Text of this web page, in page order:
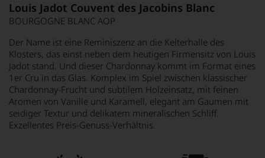
Louis Jadot Couvent des Jacobins Blanc
BOURGOGNE BLANC AOP
Der Name ist eine Reminiszenz an die Kelterhalle des
Klosters, das einst neben dem heutigen Firmensitz von Louis
Jadot stand. Und dieser Chardonnay kommt im Format eines
1er Cru in das Glas. Komplex im Spiel zwischen klassischer
Chardonnay-Frucht und subtilem Holzeinsatz, mit feinen
Aromen von Vanille und Karamell, elegant am Gaumen mit
seidiger Textur und delikatem mineralischen Schliff.
Exzellentes Preis-Genuss-Verhältnis.